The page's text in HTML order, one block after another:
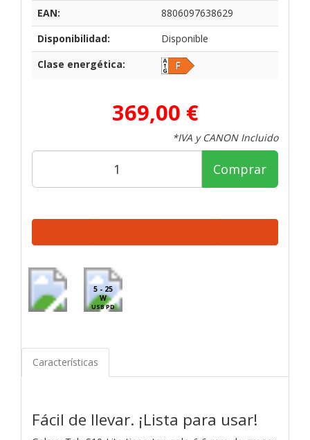
EAN:
8806097638629
Disponibilidad:
Disponible
Clase energética:
369,00 €
*IVA y CANON Incluido
Comprar
5 - 25
W
USB PD
Características
Fácil de llevar. ¡Lista para usar!